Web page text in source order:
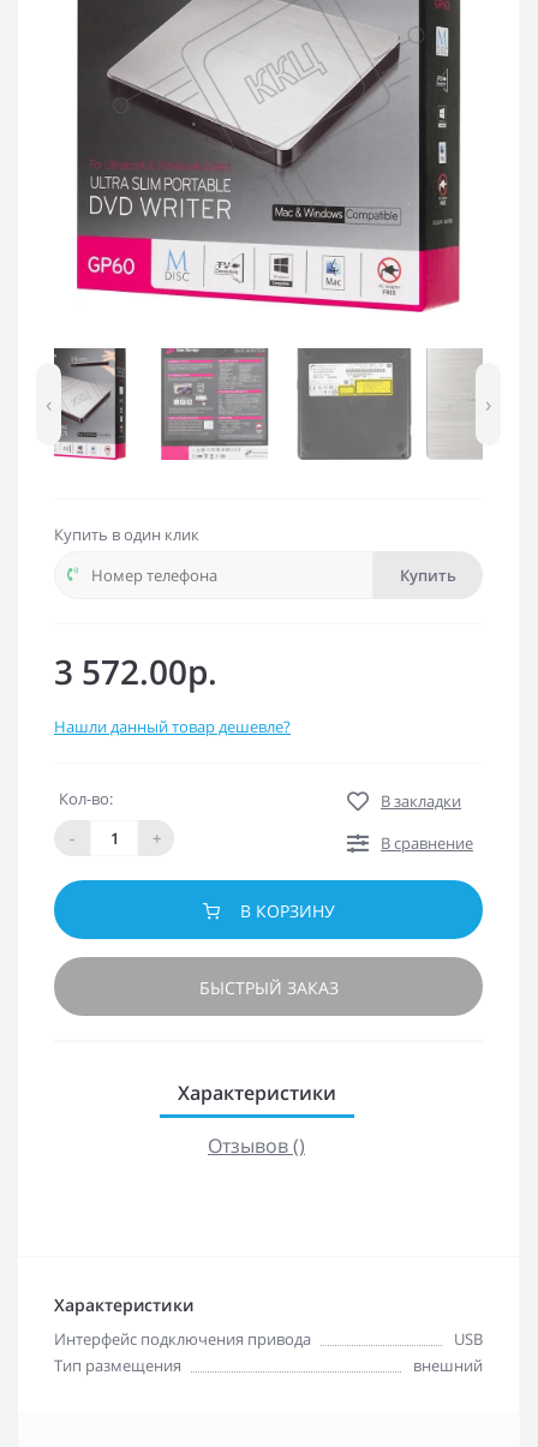
‹ ›
Купить в один клик
Купить
3 572.00р.
Нашли данный товар дешевле?
Кол-во:
-
+
В закладки
В сравнение
В КОРЗИНУ
БЫСТРЫЙ ЗАКАЗ
Характеристики
Отзывов ()
Характеристики
Интерфейс подключения привода
USB
Тип размещения
внешний